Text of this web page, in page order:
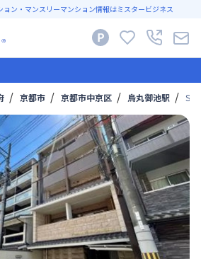
ン・マンスリーマンション情報はミスタービジネス
京都市 京都市中京区 烏丸御池駅 S